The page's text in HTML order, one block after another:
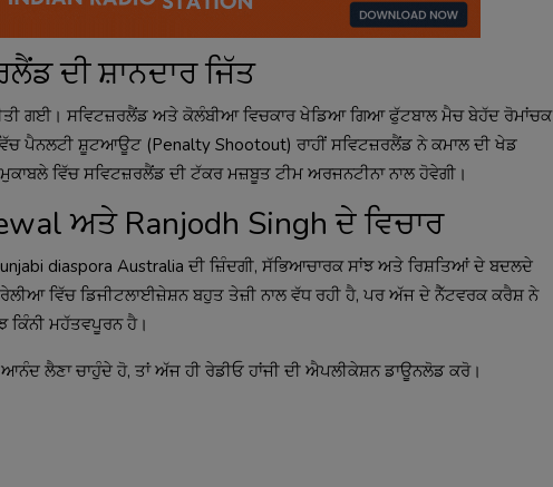
ਦੀ ਸ਼ਾਨਦਾਰ ਜਿੱਤ
ਗਈ। ਸਵਿਟਜ਼ਰਲੈਂਡ ਅਤੇ ਕੋਲੰਬੀਆ ਵਿਚਕਾਰ ਖੇਡਿਆ ਗਿਆ ਫੁੱਟਬਾਲ ਮੈਚ ਬੇਹੱਦ ਰੋਮਾਂਚਕ
ਪੈਨਲਟੀ ਸ਼ੂਟਆਊਟ (Penalty Shootout) ਰਾਹੀਂ ਸਵਿਟਜ਼ਰਲੈਂਡ ਨੇ ਕਮਾਲ ਦੀ ਖੇਡ
ਵਿੱਚ ਸਵਿਟਜ਼ਰਲੈਂਡ ਦੀ ਟੱਕਰ ਮਜ਼ਬੂਤ ਟੀਮ ਅਰਜਨਟੀਨਾ ਨਾਲ ਹੋਵੇਗੀ।
ਅਤੇ Ranjodh Singh ਦੇ ਵਿਚਾਰ
diaspora Australia ਦੀ ਜ਼ਿੰਦਗੀ, ਸੱਭਿਆਚਾਰਕ ਸਾਂਝ ਅਤੇ ਰਿਸ਼ਤਿਆਂ ਦੇ ਬਦਲਦੇ
ਵਿੱਚ ਡਿਜੀਟਲਾਈਜ਼ੇਸ਼ਨ ਬਹੁਤ ਤੇਜ਼ੀ ਨਾਲ ਵੱਧ ਰਹੀ ਹੈ, ਪਰ ਅੱਜ ਦੇ ਨੈੱਟਵਰਕ ਕਰੈਸ਼ ਨੇ
ਕਿੰਨੀ ਮਹੱਤਵਪੂਰਨ ਹੈ।
ਲੈਣਾ ਚਾਹੁੰਦੇ ਹੋ, ਤਾਂ ਅੱਜ ਹੀ ਰੇਡੀਓ ਹਾਂਜੀ ਦੀ ਐਪਲੀਕੇਸ਼ਨ ਡਾਊਨਲੋਡ ਕਰੋ।